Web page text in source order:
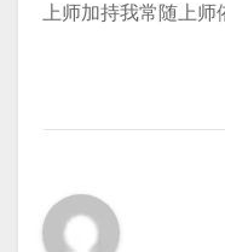
上师加持我常随上